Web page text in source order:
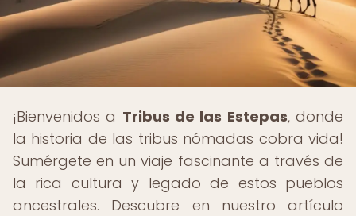
¡Bienvenidos a Tribus de las Estepas, donde
la historia de las tribus nómadas cobra vida!
Sumérgete en un viaje fascinante a través de
la rica cultura y legado de estos pueblos
ancestrales. Descubre en nuestro artículo